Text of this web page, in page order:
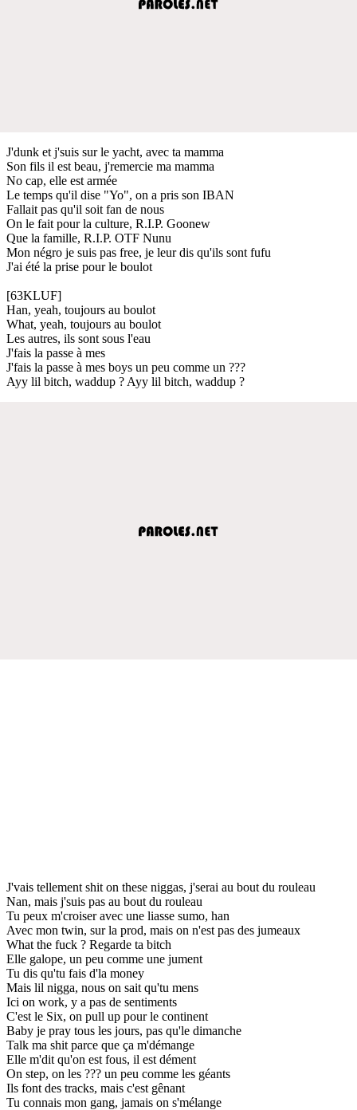
J'dunk et j'suis sur le yacht, avec ta mamma
Son fils il est beau, j'remercie ma mamma
No cap, elle est armée
Le temps qu'il dise "Yo", on a pris son IBAN
Fallait pas qu'il soit fan de nous
On le fait pour la culture, R.I.P. Goonew
Que la famille, R.I.P. OTF Nunu
Mon négro je suis pas free, je leur dis qu'ils sont fufu
J'ai été la prise pour le boulot
[63KLUF]
Han, yeah, toujours au boulot
What, yeah, toujours au boulot
Les autres, ils sont sous l'eau
J'fais la passe à mes
J'fais la passe à mes boys un peu comme un ???
Ayy lil bitch, waddup ? Ayy lil bitch, waddup ?
J'vais tellement shit on these niggas, j'serai au bout du rouleau
Nan, mais j'suis pas au bout du rouleau
Tu peux m'croiser avec une liasse sumo, han
Avec mon twin, sur la prod, mais on n'est pas des jumeaux
What the fuck ? Regarde ta bitch
Elle galope, un peu comme une jument
Tu dis qu'tu fais d'la money
Mais lil nigga, nous on sait qu'tu mens
Ici on work, y a pas de sentiments
C'est le Six, on pull up pour le continent
Baby je pray tous les jours, pas qu'le dimanche
Talk ma shit parce que ça m'démange
Elle m'dit qu'on est fous, il est dément
On step, on les ??? un peu comme les géants
Ils font des tracks, mais c'est gênant
Tu connais mon gang, jamais on s'mélange